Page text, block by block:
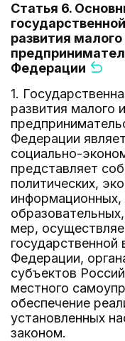
Статья 6.
развития
Федерации
1.
развития малого
Федерации
социально-
представляет
политических,
информационных,
мер,
государственной
Федерации,
субъектов
местного
обеспечение
установленных
законом.